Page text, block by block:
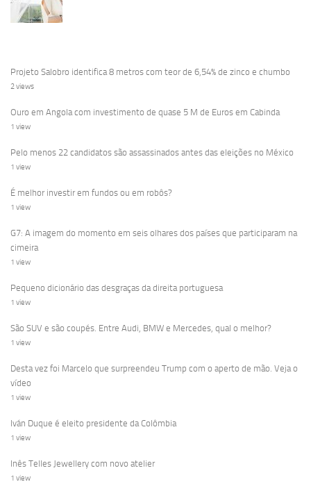
Projeto Salobro identifica 8 metros com teor de 6,54% de zinco e chumbo
2 views
Ouro em Angola com investimento de quase 5 M de Euros em Cabinda
1 view
Pelo menos 22 candidatos são assassinados antes das eleições no México
1 view
É melhor investir em fundos ou em robôs?
1 view
G7: A imagem do momento em seis olhares dos países que participaram na
cimeira
1 view
Pequeno dicionário das desgraças da direita portuguesa
1 view
São SUV e são coupés. Entre Audi, BMW e Mercedes, qual o melhor?
1 view
Desta vez foi Marcelo que surpreendeu Trump com o aperto de mão. Veja o
vídeo
1 view
Iván Duque é eleito presidente da Colômbia
1 view
Inês Telles Jewellery com novo atelier
1 view